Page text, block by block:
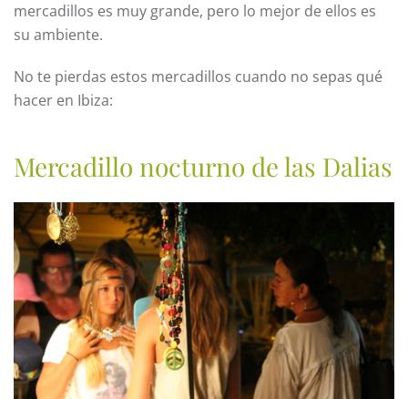
mercadillos es muy grande, pero lo mejor de ellos es
su ambiente.
No te pierdas estos mercadillos cuando no sepas qué
hacer en Ibiza:
Mercadillo nocturno de las Dalias